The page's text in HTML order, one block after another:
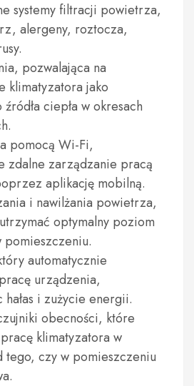
systemy filtracji powietrza,
alergeny, roztocza,
pozwalająca na
klimatyzatora jako
ciepła w okresach
pomocą Wi-Fi,
zdalne zarządzanie pracą
aplikację mobilną.
i nawilżania powietrza,
optymalny poziom
automatycznie
urządzenia,
hałas i zużycie energii.
obecności, które
klimatyzatora w
tego, czy w pomieszczeniu